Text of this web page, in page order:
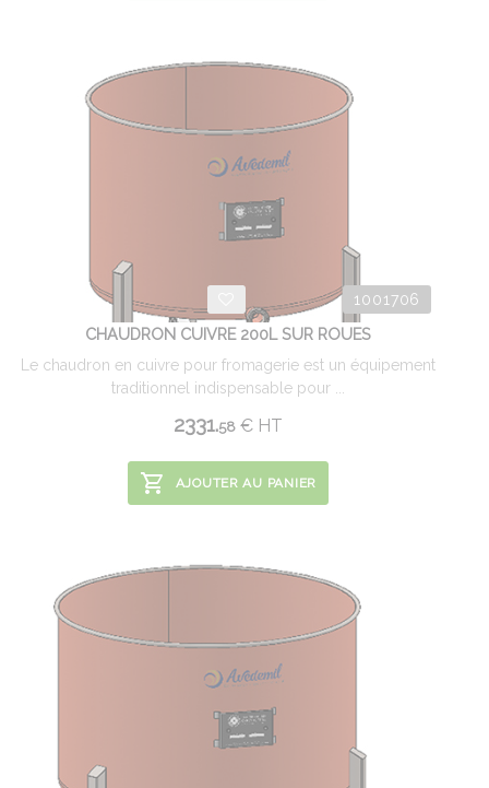
1001706
CHAUDRON CUIVRE 200L SUR ROUES
Le chaudron en cuivre pour fromagerie est un équipement
traditionnel indispensable pour ...
2331.58 € HT
AJOUTER AU PANIER